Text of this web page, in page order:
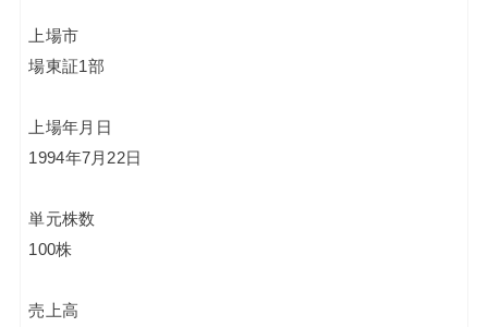
上場市
場東証1部
上場年月日
1994年7月22日
単元株数
100株
売上高